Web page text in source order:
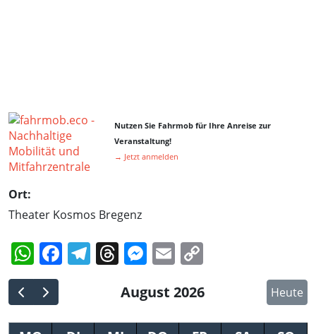
Nutzen Sie Fahrmob für Ihre Anreise zur
Veranstaltung!
→ Jetzt anmelden
Ort:
Theater Kosmos Bregenz
WhatsApp
Facebook
Telegram
Threads
Messenger
Email
August 2026 Heute